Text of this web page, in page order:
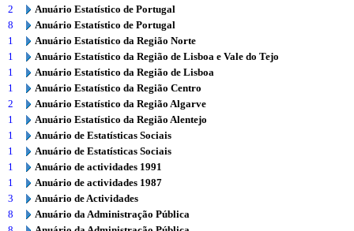
2
Anuário Estatístico de Portugal
8
Anuário Estatístico de Portugal
1
Anuário Estatístico da Região Norte
1
Anuário Estatístico da Região de Lisboa e Vale do Tejo
1
Anuário Estatístico da Região de Lisboa
1
Anuário Estatístico da Região Centro
2
Anuário Estatístico da Região Algarve
1
Anuário Estatístico da Região Alentejo
1
Anuário de Estatísticas Sociais
1
Anuário de Estatísticas Sociais
1
Anuário de actividades 1991
1
Anuário de actividades 1987
3
Anuário de Actividades
8
Anuário da Administração Pública